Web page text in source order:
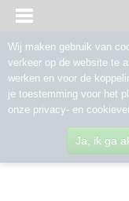
Wij maken gebruik van
verkeer op de website te
werken en voor de
je toestemming voor het
onze privacy- en
Ja, ik ga